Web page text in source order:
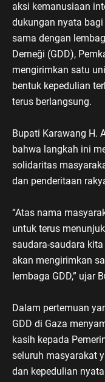
aksi kemanusiaan
dukungan nyata
sama dengan
Derneği (GDD),
mengirimkan satu
bentuk kepedulian
terus berlangsung.
Bupati Karawang H.
bahwa langkah ini
solidaritas
dan penderitaan
“Atas nama
untuk terus
saudara-saudara
akan mengirimkan
lembaga GDD,” ujar
Dalam pertemuan
GDD di Gaza
kasih kepada
seluruh masyarakat
dan kepedulian